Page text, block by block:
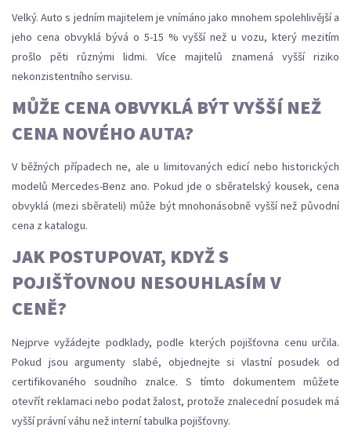
Velký. Auto s jedním majitelem je vnímáno jako mnohem spolehlivější a
jeho cena obvyklá bývá o 5-15 % vyšší než u vozu, který mezitím
prošlo pěti různými lidmi. Více majitelů znamená vyšší riziko
nekonzistentního servisu.
MŮŽE CENA OBVYKLÁ BÝT VYŠŠÍ NEŽ
CENA NOVÉHO AUTA?
V běžných případech ne, ale u limitovaných edicí nebo historických
modelů Mercedes-Benz ano. Pokud jde o sběratelský kousek, cena
obvyklá (mezi sběrateli) může být mnohonásobně vyšší než původní
cena z katalogu.
JAK POSTUPOVAT, KDYŽ S
POJIŠŤOVNOU NESOUHLASÍM V
CENĚ?
Nejprve vyžádejte podklady, podle kterých pojišťovna cenu určila.
Pokud jsou argumenty slabé, objednejte si vlastní posudek od
certifikovaného soudního znalce. S tímto dokumentem můžete
otevřít reklamaci nebo podat žalost, protože znalecední posudek má
vyšší právní váhu než interní tabulka pojišťovny.